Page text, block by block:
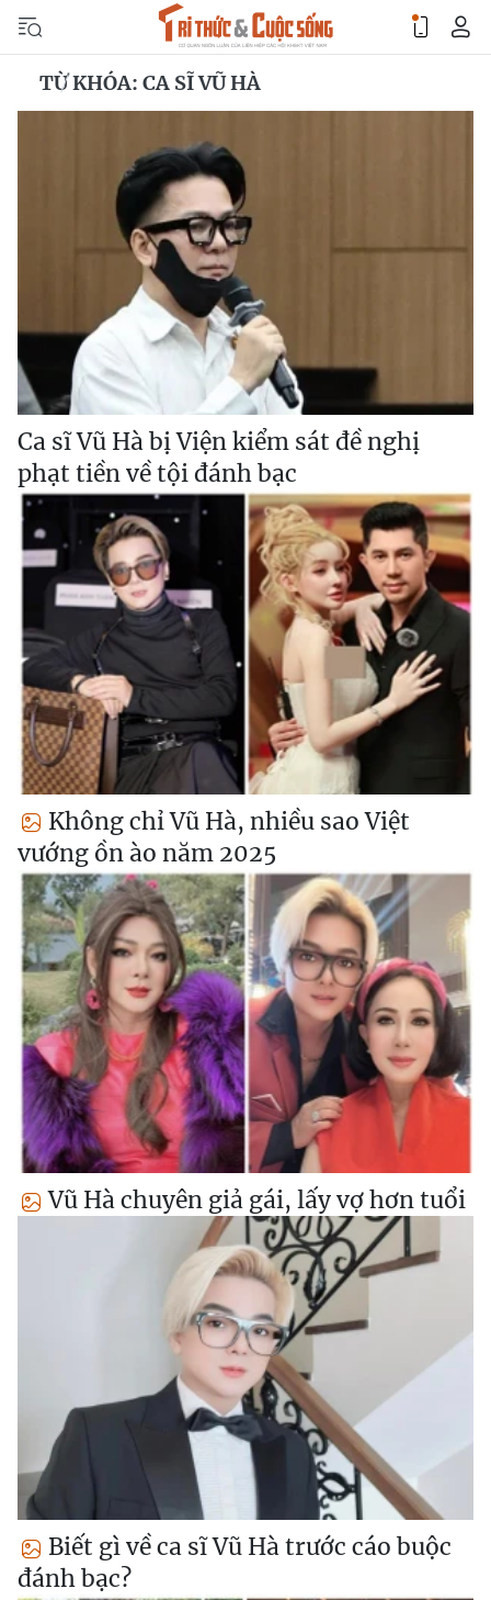
TỪ KHÓA: CA SĨ VŨ HÀ
Ca sĩ Vũ Hà bị Viện kiểm sát đề nghị
phạt tiền về tội đánh bạc
Không chỉ Vũ Hà, nhiều sao Việt
vướng ồn ào năm 2025
Vũ Hà chuyên giả gái, lấy vợ hơn tuổi
Biết gì về ca sĩ Vũ Hà trước cáo buộc
đánh bạc?